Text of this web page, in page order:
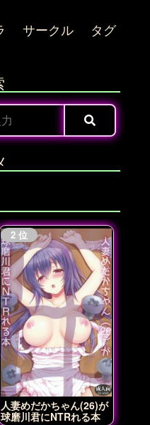
サークル タグ
人妻めだかちゃん(26)が
球磨川君にNTRれる本